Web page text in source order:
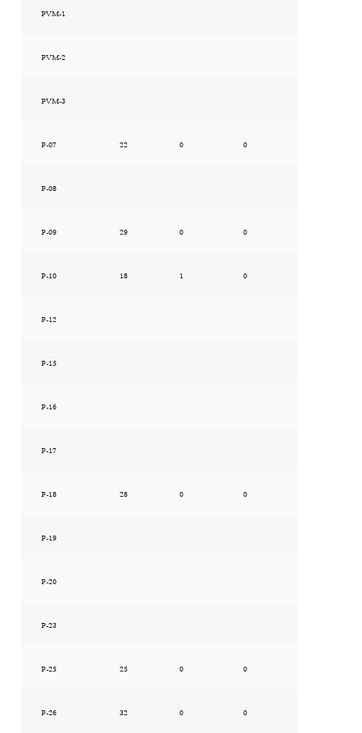
PVM-1
PVM-2
PVM-3
P-07 22 0 0
P-08
P-09 29 0 0
P-10 18 1 0
P-12
P-15
P-16
P-17
P-18 28 0 0
P-19
P-20
P-23
P-25 25 0 0
P-26 32 0 0